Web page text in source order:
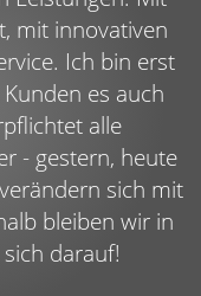
mit innovativen
Ich bin erst
es auch
alle
- gestern, heute
sich mit
bleiben wir in
darauf!